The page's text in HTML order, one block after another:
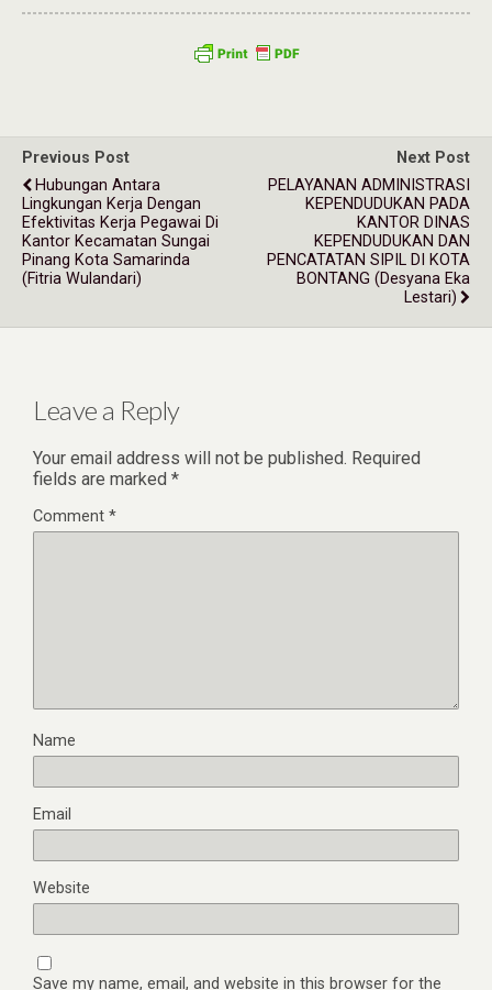
Previous Post
Hubungan Antara
Lingkungan Kerja Dengan
Efektivitas Kerja Pegawai Di
Kantor Kecamatan Sungai
Pinang Kota Samarinda
(Fitria Wulandari)
Next Post
PELAYANAN ADMINISTRASI
KEPENDUDUKAN PADA
KANTOR DINAS
KEPENDUDUKAN DAN
PENCATATAN SIPIL DI KOTA
BONTANG (Desyana Eka
Lestari)
Leave a Reply
Your email address will not be published. Required
fields are marked *
Comment *
Name
Email
Website
Save my name, email, and website in this browser for the